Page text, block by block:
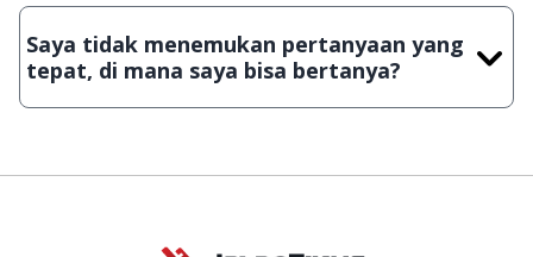
download secara manual, sehingga kuota sebesar ribuan
aplikasi & games tidak dapat tercapai dalam waktu yang
singkat.
Saya tidak menemukan pertanyaan yang
tepat, di mana saya bisa bertanya?
Kami dengan senang hati menjawab setiap pertanyaan yang